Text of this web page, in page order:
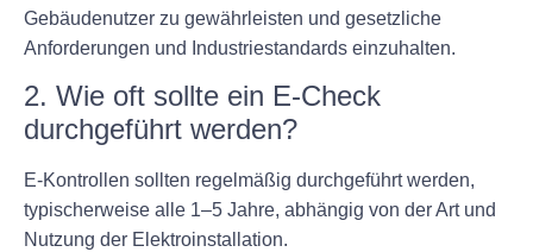
Gebäudenutzer zu gewährleisten und gesetzliche
Anforderungen und Industriestandards einzuhalten.
2. Wie oft sollte ein E-Check
durchgeführt werden?
E-Kontrollen sollten regelmäßig durchgeführt werden,
typischerweise alle 1–5 Jahre, abhängig von der Art und
Nutzung der Elektroinstallation.